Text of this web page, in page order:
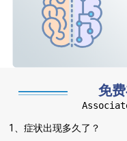
免
1、症状出现多久了？